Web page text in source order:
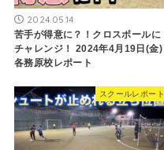
2024.05.14
苦手が得意に？！クロスボールに
チャレンジ！ 2024年4月19日(金)
各務原校レポート
スクールレポート